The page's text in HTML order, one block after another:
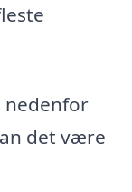
nedenfor
det være